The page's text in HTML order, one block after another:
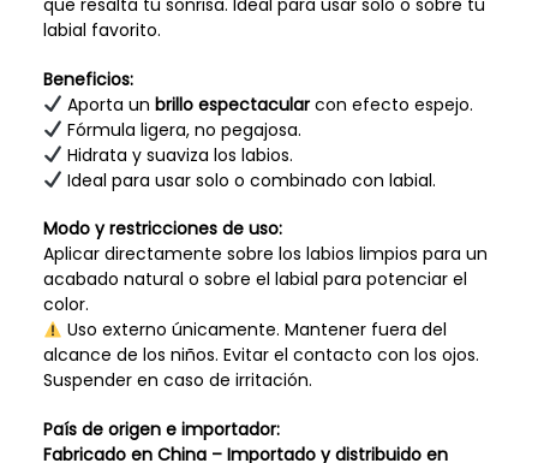
labial favorito.
Beneficios:
Aporta un brillo espectacularcon efecto espejo.
Fórmula ligera, no pegajosa.
Hidrata y suaviza los labios.
Ideal para usar solo o combinado con labial.
Modo y restricciones de uso:
Aplicar directamente sobre los labios limpios para un
acabado natural o sobre el labial para potenciar el
color.
Uso externo únicamente. Mantener fuera del
alcance de los niños. Evitar el contacto con los ojos.
Suspender en caso de irritación.
País de origen e importador:
Fabricado en China – Importado y distribuido en